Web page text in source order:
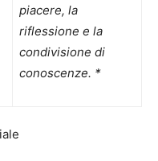
piacere, la
riflessione e la
condivisione di
conoscenze. *